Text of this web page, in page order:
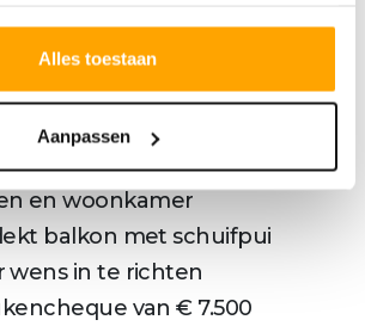
Alles toestaan
Aanpassen
10
op de 5e verdieping
10
(slaap)kamers
en woonkamer
balkon met schuifpui
wens in te richten
van € 7.500